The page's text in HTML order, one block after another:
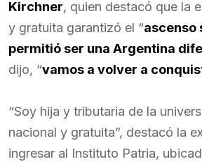
Kirchner, quien destacó que la
y gratuita garantizó el “ascenso
permitió ser una Argentina
dijo, “vamos a volver a
“Soy hija y tributaria de la
nacional y gratuita”, destacó la
ingresar al Instituto Patria,